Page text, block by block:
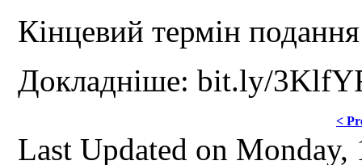
Кінцевий термін
Докладніше: bit.ly/
<
Last Updated on